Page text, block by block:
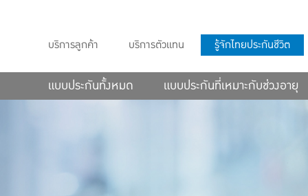
บริการลูกค้า บริการตัวแทน รู้จักไทยประกันชีวิต
แบบประกันทั้งหมด แบบประกันที่เหมาะกับช่วงอายุ